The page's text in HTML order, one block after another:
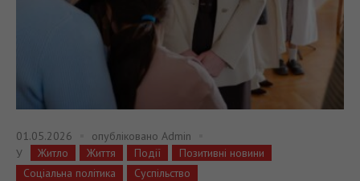
01.05.2026 опубліковано Admin
У
Житло Життя Події
Позитивні новини
Соціальна політика
Суспільство